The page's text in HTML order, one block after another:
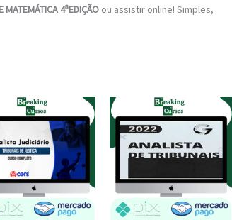
4ªEDIÇÃO ou assistir online! Simples,